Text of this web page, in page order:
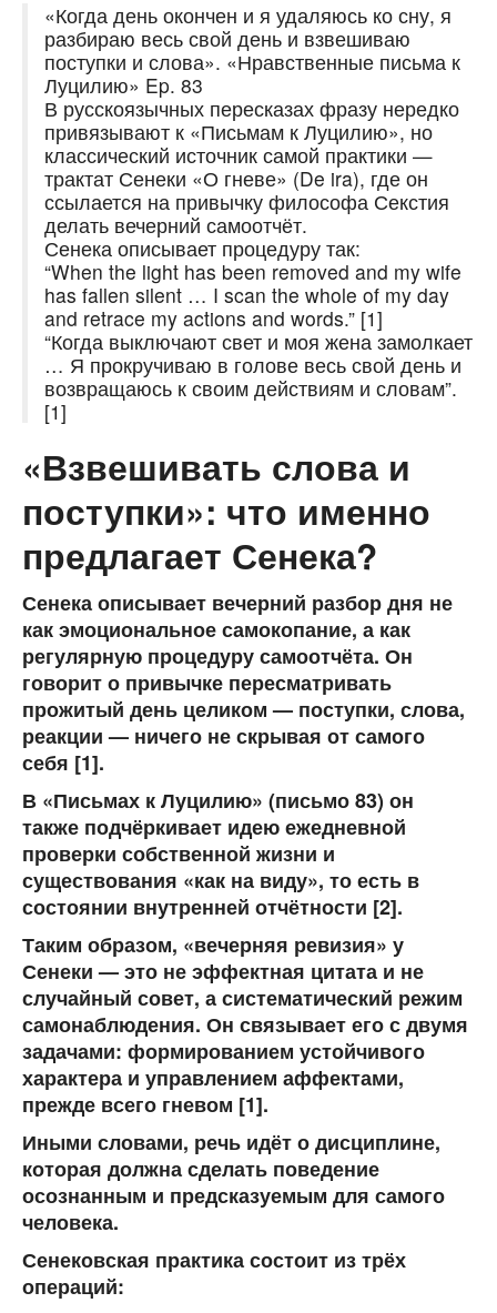
«Когда день окончен и я удаляюсь ко сну, я
разбираю весь свой день и взвешиваю
поступки и слова». «Нравственные письма к
Луцилию» Ep. 83
В русскоязычных пересказах фразу нередко
привязывают к «Письмам к Луцилию», но
классический источник самой практики —
трактат Сенеки «О гневе» (De ira), где он
ссылается на привычку философа Секстия
делать вечерний самоотчёт.
Сенека описывает процедуру так:
“When the light has been removed and my wife
has fallen silent … I scan the whole of my day
and retrace my actions and words.” [1]
“Когда выключают свет и моя жена замолкает
… Я прокручиваю в голове весь свой день и
возвращаюсь к своим действиям и словам”.
[1]
«Взвешивать слова и
поступки»: что именно
предлагает Сенека?
Сенека описывает вечерний разбор дня не
как эмоциональное самокопание, а как
регулярную процедуру самоотчёта. Он
говорит о привычке пересматривать
прожитый день целиком — поступки, слова,
реакции — ничего не скрывая от самого
себя [1].
В «Письмах к Луцилию» (письмо 83) он
также подчёркивает идею ежедневной
проверки собственной жизни и
существования «как на виду», то есть в
состоянии внутренней отчётности [2].
Таким образом, «вечерняя ревизия» у
Сенеки — это не эффектная цитата и не
случайный совет, а систематический режим
самонаблюдения. Он связывает его с двумя
задачами: формированием устойчивого
характера и управлением аффектами,
прежде всего гневом [1].
Иными словами, речь идёт о дисциплине,
которая должна сделать поведение
осознанным и предсказуемым для самого
человека.
Сенековская практика состоит из трёх
операций: